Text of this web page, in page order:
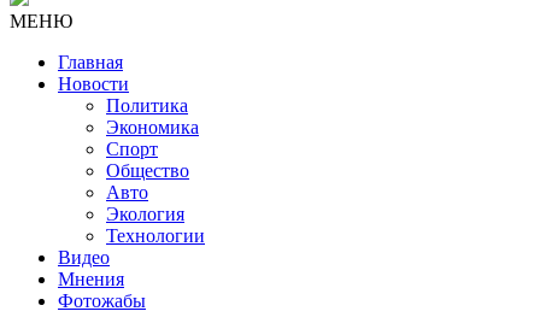
МЕНЮ
Главная
Новости
Политика
Экономика
Спорт
Общество
Авто
Экология
Технологии
Видео
Мнения
Фотожабы